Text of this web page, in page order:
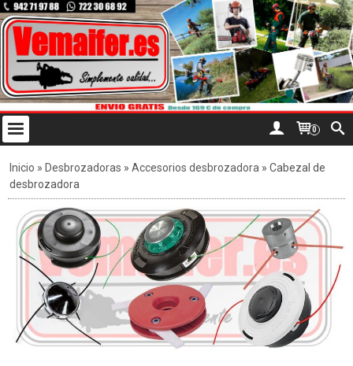
0
Inicio » Desbrozadoras » Accesorios desbrozadora » Cabezal de
desbrozadora